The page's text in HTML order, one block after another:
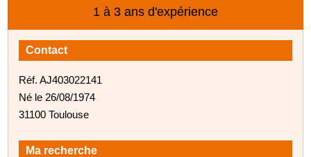
1 à 3 ans d'expérience
Contact
Réf. AJ403022141
Né le 26/08/1974
31100 Toulouse
Ma recherche